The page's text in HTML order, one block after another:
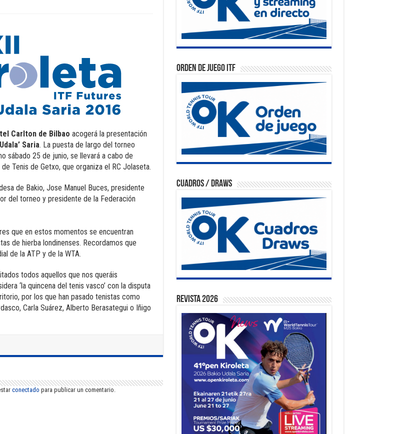
Carlton de Bilbao acogerá la presentación
Saria. La puesta de largo del torneo
sábado 25 de junio, se llevará a cabo de
Tenis de Getxo, que organiza el RC Jolaseta.
de Bakio, Jose Manuel Buces, presidente
del torneo y presidente de la Federación
que en estos momentos se encuentran
de hierba londinenses. Recordamos que
de la ATP y de la WTA.
todos aquellos que nos queráis
‘la quincena del tenis vasco’ con la disputa
por los que han pasado tenistas como
Carla Suárez, Alberto Berasategui o Iñigo
conectado para publicar un comentario.
Orden de Juego ITF
Cuadros / Draws
Revista 2026